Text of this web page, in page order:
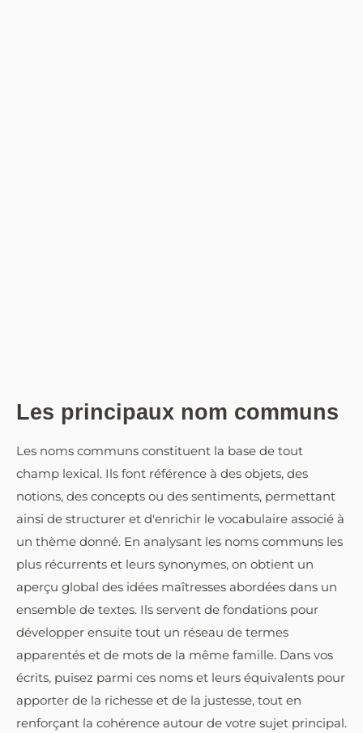
Les principaux nom communs
Les noms communs constituent la base de tout
champ lexical. Ils font référence à des objets, des
notions, des concepts ou des sentiments, permettant
ainsi de structurer et d'enrichir le vocabulaire associé à
un thème donné. En analysant les noms communs les
plus récurrents et leurs synonymes, on obtient un
aperçu global des idées maîtresses abordées dans un
ensemble de textes. Ils servent de fondations pour
développer ensuite tout un réseau de termes
apparentés et de mots de la même famille. Dans vos
écrits, puisez parmi ces noms et leurs équivalents pour
apporter de la richesse et de la justesse, tout en
renforçant la cohérence autour de votre sujet principal.